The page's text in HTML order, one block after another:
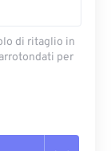
di ritaglio in
per